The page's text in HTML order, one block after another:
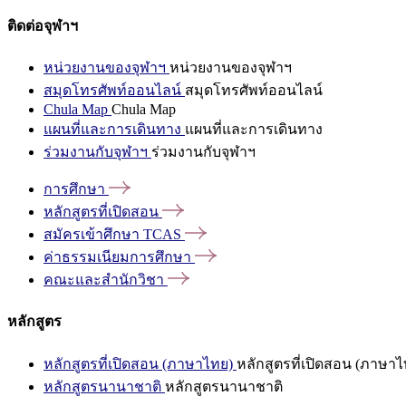
ติดต่อจุฬาฯ
หน่วยงานของจุฬาฯ หน่วยงานของจุฬาฯ
สมุดโทรศัพท์ออนไลน์ สมุดโทรศัพท์ออนไลน์
Chula Map Chula Map
แผนที่และการเดินทาง แผนที่และการเดินทาง
ร่วมงานกับจุฬาฯ ร่วมงานกับจุฬาฯ
การศึกษา
หลักสูตรที่เปิดสอน
สมัครเข้าศึกษา TCAS
ค่าธรรมเนียมการศึกษา
คณะและสำนักวิชา
หลักสูตร
หลักสูตรที่เปิดสอน (ภาษาไทย) หลักสูตรที่เปิดสอน (ภาษาไ
หลักสูตรนานาชาติ หลักสูตรนานาชาติ